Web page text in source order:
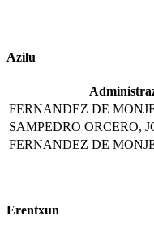
Azilu
FERNANDEZ DE
SAMPEDRO ORCERO,
FERNANDEZ DE
Erentxun